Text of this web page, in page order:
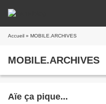
Accueil » MOBILE.ARCHIVES
MOBILE.ARCHIVES
Aïe ça pique...